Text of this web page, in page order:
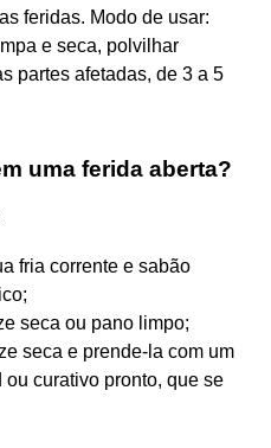
feridas. Modo de usar:
e seca, polvilhar
partes afetadas, de 3 a 5
uma ferida aberta?
fria corrente e sabão
seca ou pano limpo;
seca e prende-la com um
curativo pronto, que se